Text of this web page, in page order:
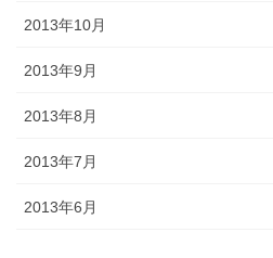
2013年10月
2013年9月
2013年8月
2013年7月
2013年6月